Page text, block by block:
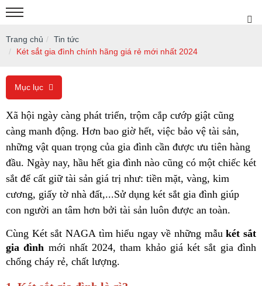
Trang chủ
Tin tức
Két sắt gia đình chính hãng giá rẻ mới nhất 2024
Mục lục
Xã hội ngày càng phát triển, trộm cắp cướp giật cũng
càng manh động. Hơn bao giờ hết, việc bảo vệ tài sản,
những vật quan trọng của gia đình cần được ưu tiên hàng
đầu. Ngày nay, hầu hết gia đình nào cũng có một chiếc két
sắt để cất giữ tài sản giá trị như: tiền mặt, vàng, kim
cương, giấy tờ nhà đất,...Sử dụng két sắt gia đình giúp
con người an tâm hơn bởi tài sản luôn được an toàn.
Cùng Két sắt NAGA tìm hiểu ngay về những mẫu két sắt
gia đình mới nhất 2024, tham khảo giá két sắt gia đình
chống cháy rẻ, chất lượng.